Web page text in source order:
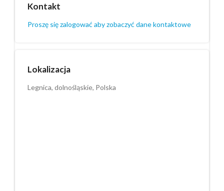
Kontakt
Proszę się zalogować aby zobaczyć dane kontaktowe
Lokalizacja
Legnica, dolnośląskie, Polska